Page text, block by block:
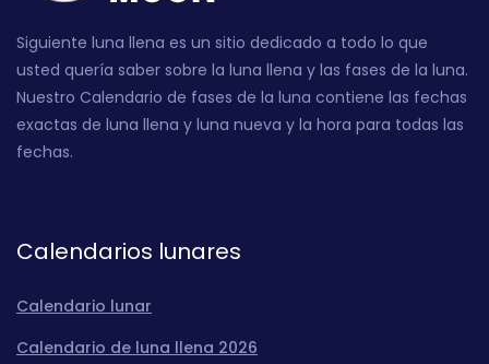
Siguiente luna llena es un sitio dedicado a todo lo que
usted quería saber sobre la luna llena y las fases de la luna.
Nuestro Calendario de fases de la luna contiene las fechas
exactas de luna llena y luna nueva y la hora para todas las
fechas.
Calendarios lunares
Calendario lunar
Calendario de luna llena 2026